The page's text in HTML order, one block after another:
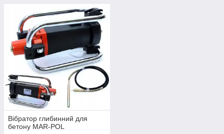
Вібратор глибинний для
бетону MAR-POL